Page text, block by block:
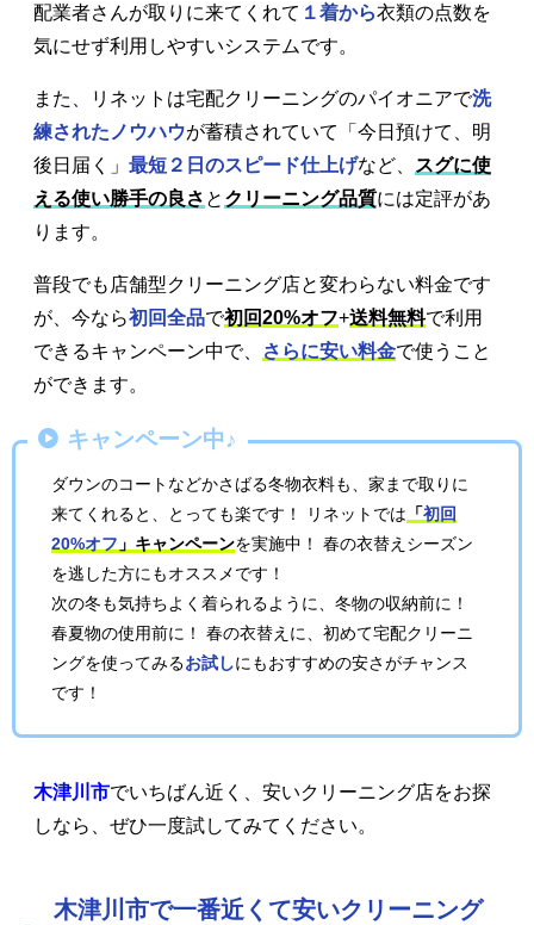
配業者さんが取りに来てくれて １着から衣類の点数を
気にせず利用しやすいシステムです。
また、リネットは宅配クリーニングのパイオニアで洗
練されたノウハウが蓄積されていて「今日預けて、明
後日届く」 最短２日のスピード仕上げなど、
スグに使
える使い勝手の良さ と クリーニング品質には定評があ
ります。
普段でも店舗型クリーニング店と変わらない料金です
が、今なら初回全品で初回20%オフ+送料無料で利用
できるキャンペーン中で、
さらに安い料金で使うこと
ができます。
キャンペーン中♪
ダウンのコートなどかさばる冬物衣料も、家まで取りに
来てくれると、とっても楽です！ リネットでは 「初回
20%オフ 」キャンペーンを実施中！ 春の衣替えシーズン
を逃した方にもオススメです！
次の冬も気持ちよく着られるように、冬物の収納前に！
春夏物の使用前に！ 春の衣替えに、初めて宅配クリーニ
ングを使ってみるお試しにもおすすめの安さがチャンス
です！
木津川市でいちばん近く、安いクリーニング店をお探
しなら、ぜひ一度試してみてください。
木津川市で一番近くて安いクリーニング